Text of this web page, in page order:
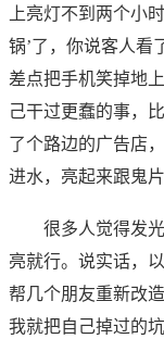
上亮灯不到两个小
锅’了，你说客人看
差点把手机笑掉地
己干过更蠢的事，
了个路边的广告店
进水，亮起来跟鬼
很多人觉得发
亮就行。说实话，
帮几个朋友重新改
我就把自己掉过的